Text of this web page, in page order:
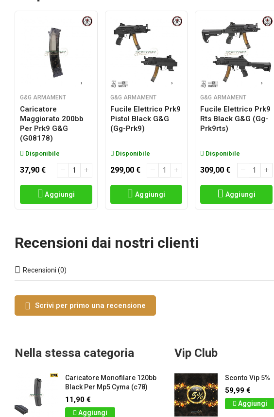
G&G ARMAMENT
Caricatore
Maggiorato 200bb
Per Prk9 G&g
(g08178)
Disponibile
37,90 €
Aggiungi
G&G ARMAMENT
Fucile Elettrico Prk9
Pistol Black G&g
(gg-Prk9)
Disponibile
299,00 €
Aggiungi
G&G ARMAMENT
Fucile Elettrico Prk9
Rts Black G&g (gg-
Prk9rts)
Disponibile
309,00 €
Aggiungi
Recensioni dai nostri clienti
Recensioni (0)
Scrivi per primo una recensione
Nella stessa categoria
Caricatore Monofilare 120bb
Black Per Mp5 Cyma (c78)
11,90 €
Aggiungi
Vip Club
Sconto Vip 5%
59,99 €
Aggiungi